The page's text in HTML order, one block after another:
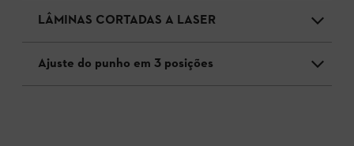
LÂMINAS CORTADAS A LASER
Ajuste do punho em 3 posições